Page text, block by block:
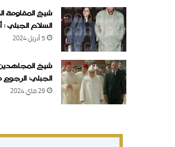
شيخ المقاومة
السلام الجبلي :
5 أبريل 2024
شيخ
الجبلي:
29 ماي 2024